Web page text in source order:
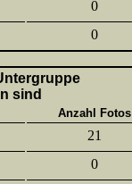
0
0
sind
Anzahl Fotos
21
0